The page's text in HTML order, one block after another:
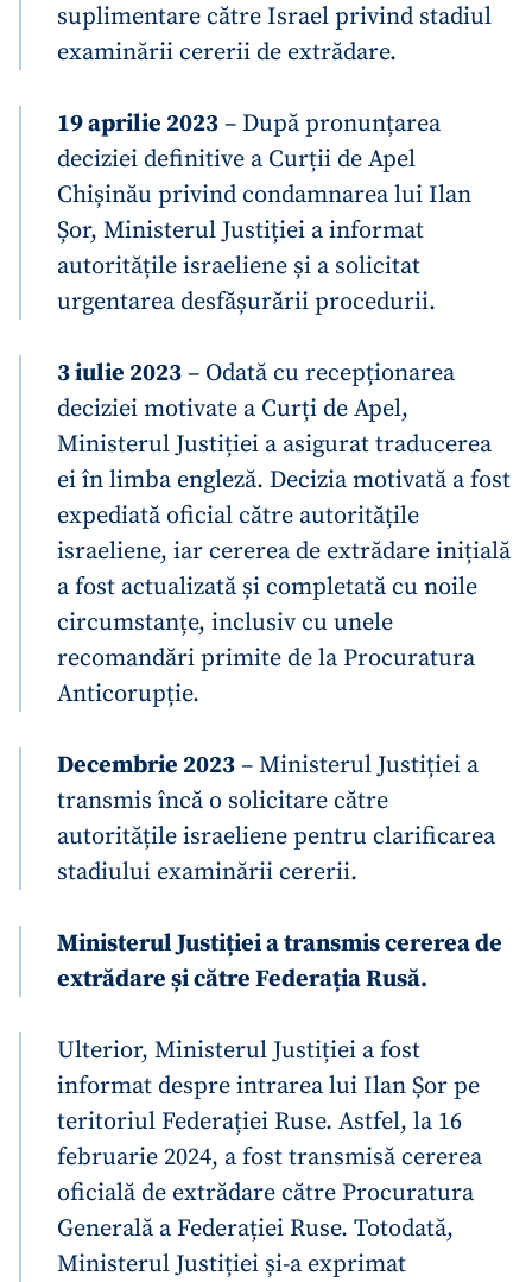
suplimentare către Israel privind stadiul
examinării cererii de extrădare.
19 aprilie 2023– După pronunțarea
deciziei definitive a Curții de Apel
Chișinău privind condamnarea lui Ilan
Șor, Ministerul Justiției a informat
autoritățile israeliene și a solicitat
urgentarea desfășurării procedurii.
3 iulie 2023– Odată cu recepționarea
deciziei motivate a Curți de Apel,
Ministerul Justiției a asigurat traducerea
ei în limba engleză. Decizia motivată a fost
expediată oficial către autoritățile
israeliene, iar cererea de extrădare inițială
a fost actualizată și completată cu noile
circumstanțe, inclusiv cu unele
recomandări primite de la Procuratura
Anticorupție.
Decembrie 2023– Ministerul Justiției a
transmis încă o solicitare către
autoritățile israeliene pentru clarificarea
stadiului examinării cererii.
Ministerul Justiției a transmis cererea de
extrădare și către Federația Rusă.
Ulterior, Ministerul Justiției a fost
informat despre intrarea lui Ilan Șor pe
teritoriul Federației Ruse. Astfel, la 16
februarie 2024, a fost transmisă cererea
oficială de extrădare către Procuratura
Generală a Federației Ruse. Totodată,
Ministerul Justiției și-a exprimat
ȘTIREA MEA
Fotografie
Mesajul știrei
+ Mesajul știrei